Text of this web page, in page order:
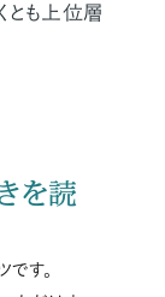
とも上位層
を読
す。